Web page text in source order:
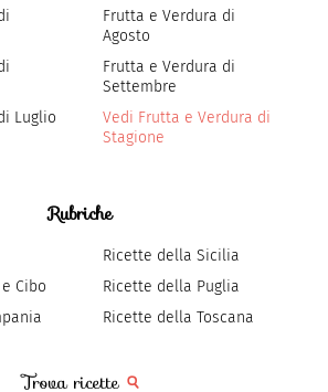
Luglio
Frutta e Verdura di
Agosto
Frutta e Verdura di
Settembre
Vedi Frutta e Verdura di
Stagione
Rubriche
Cibo
Ricette della Sicilia
Ricette della Puglia
Ricette della Toscana
Trova ricette